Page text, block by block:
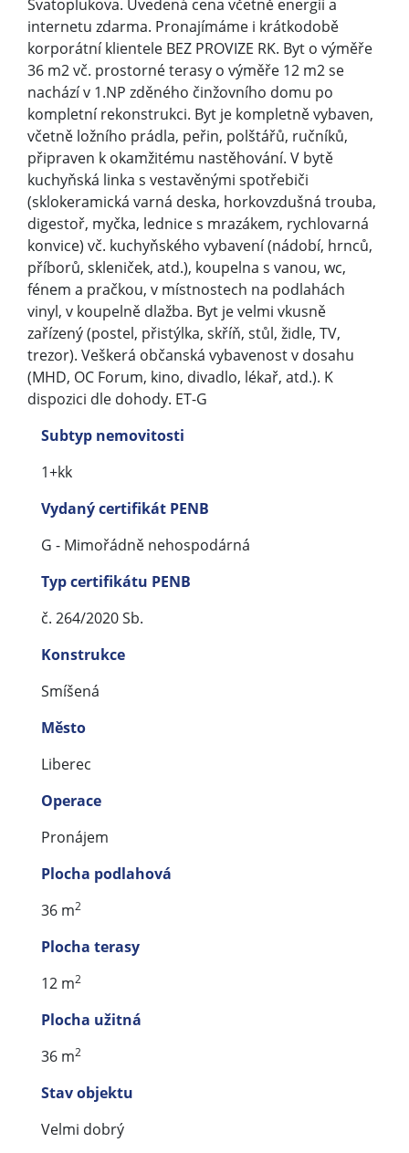
Svatoplukova. Uvedená cena včetně energií a
internetu zdarma. Pronajímáme i krátkodobě
korporátní klientele BEZ PROVIZE RK. Byt o výměře
36 m2 vč. prostorné terasy o výměře 12 m2 se
nachází v 1.NP zděného činžovního domu po
kompletní rekonstrukci. Byt je kompletně vybaven,
včetně ložního prádla, peřin, polštářů, ručníků,
připraven k okamžitému nastěhování. V bytě
kuchyňská linka s vestavěnými spotřebiči
(sklokeramická varná deska, horkovzdušná trouba,
digestoř, myčka, lednice s mrazákem, rychlovarná
konvice) vč. kuchyňského vybavení (nádobí, hrnců,
příborů, skleniček, atd.), koupelna s vanou, wc,
fénem a pračkou, v místnostech na podlahách
vinyl, v koupelně dlažba. Byt je velmi vkusně
zařízený (postel, přistýlka, skříň, stůl, židle, TV,
trezor). Veškerá občanská vybavenost v dosahu
(MHD, OC Forum, kino, divadlo, lékař, atd.). K
dispozici dle dohody. ET-G
Subtyp nemovitosti
1+kk
Vydaný certifikát PENB
G - Mimořádně nehospodárná
Typ certifikátu PENB
č. 264/2020 Sb.
Konstrukce
Smíšená
Město
Liberec
Operace
Pronájem
Plocha podlahová
36 m2
Plocha terasy
12 m2
Plocha užitná
36 m2
Stav objektu
Velmi dobrý